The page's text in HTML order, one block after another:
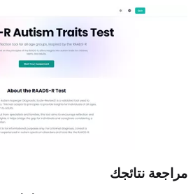
مراجعة نتائجك